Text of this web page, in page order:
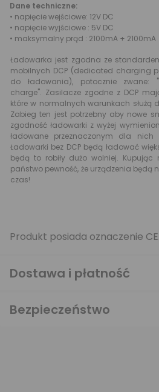
Dane techniczne:
• napięcie wejściowe: 12V DC
• napięcie wyjściowe : 5V DC
• maksymalny prąd : 2100mA + 2100mA
Ładowarka jest zgodna ze
mobilnych DCP (dedicated charging
do ładowania), potocznie zwane:
charge". Zasilacze zgodne z DCP
które w normalnych warunkach służą
Zabieg ten jest potrzebny aby nowe
zgodność ładowarki z wyżej
ładowane przeznaczonym dla nich
Ładowarki bez DCP będą ładować
będą to robiły dużo wolniej. Kupując
państwo pewność, że urządzenia będą
czas!
Produkt posiada oznaczenie CE.
Dostawa i płatność
Bezpieczeństwo